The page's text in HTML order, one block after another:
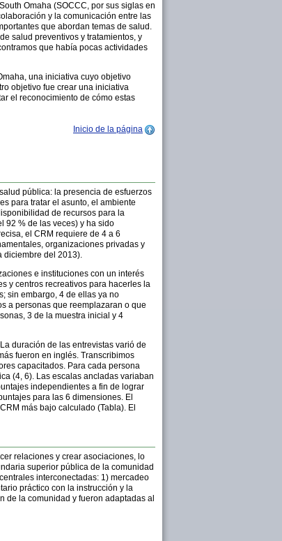
Omaha (SOCCC, por sus siglas en
y la comunicación entre las
que abordan temas de salud.
salud preventivos y tratamientos, y
que había pocas actividades
una iniciativa cuyo objetivo
objetivo fue crear una iniciativa
el reconocimiento de cómo estas
Inicio de la página
pública: la presencia de esfuerzos
para tratar el asunto, el ambiente
de recursos para la
92 % de las veces) y ha sido
el CRM requiere de 4 a 6
organizaciones privadas y
diciembre del 2013).
e instituciones con un interés
y centros recreativos para hacerles la
sin embargo, 4 de ellas ya no
a personas que reemplazaran o que
3 de la muestra inicial y 4
duración de las entrevistas varió de
fueron en inglés. Transcribimos
capacitados. Para cada persona
(4, 6). Las escalas ancladas variaban
independientes a fin de lograr
para las 6 dimensiones. El
más bajo calculado (Tabla). El
relaciones y crear asociaciones, lo
superior pública de la comunidad
interconectadas: 1) mercadeo
práctico con la instrucción y la
de la comunidad y fueron adaptadas al